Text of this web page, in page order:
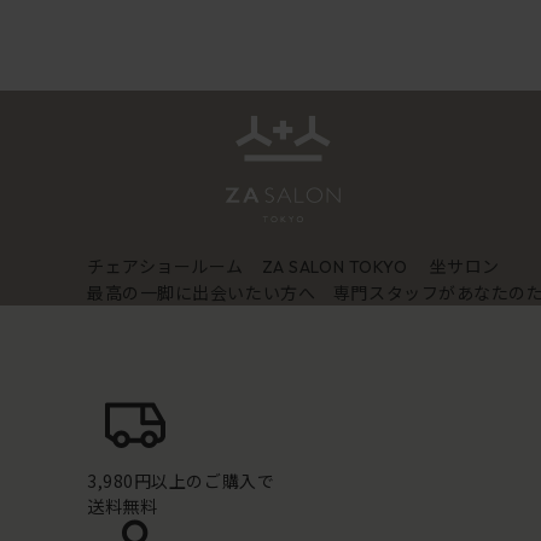
チェアショールーム ZA SALON TOKYO
坐サロン
最高の一脚に出会いたい方へ 専門スタッフがあなたの
3,980円以上のご購入で
送料無料